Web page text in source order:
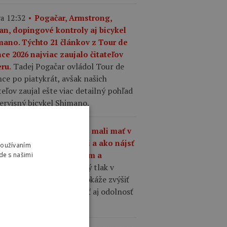
12:32
Pogačar, Armstrong,
dopingové kontroly aj bicykel
Týchto 21 článkov z Tour de
2026 najviac zaujalo čitateľov
Tadej Pogačar ovládol Tour de
po piatykrát, avšak našich
zaujal ešte viac detailný pohľad
bicykel Shimano.
10:01
Aký tlak by ste mali mať v
na cestnom bicykli a ako nájsť
medzi komfortom a
Správne zvolený tlak v
cestného bicykla dokáže zvýšiť
komfort, priľnavosť aj odolnosť
s našimi